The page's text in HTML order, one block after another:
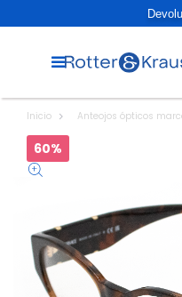
Inicio Anteojos ópticos
60%